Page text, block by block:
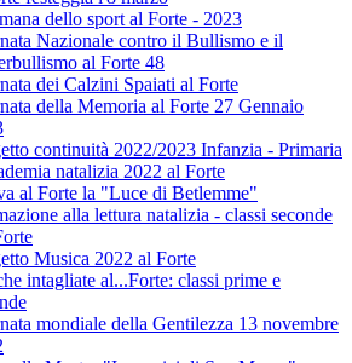
dello sport al Forte - 2023
Nazionale contro il Bullismo e il
al Forte 48
dei Calzini Spaiati al Forte
della Memoria al Forte 27 Gennaio
continuità 2022/2023 Infanzia - Primaria
natalizia 2022 al Forte
al Forte la "Luce di Betlemme"
alla lettura natalizia - classi seconde
Musica 2022 al Forte
intagliate al...Forte: classi prime e
mondiale della Gentilezza 13 novembre